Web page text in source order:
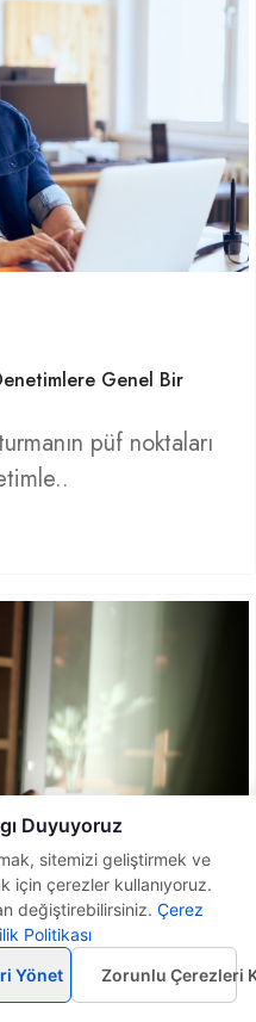
Genel Bir
püf noktaları
Duyuyoruz
sitemizi geliştirmek ve
için çerezler kullanıyoruz.
değiştirebilirsiniz. Çerez
Politikası
Yönet Zorunlu Çerezleri